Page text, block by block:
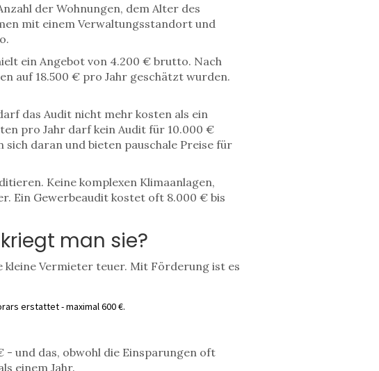
der Wohnungen, dem Alter des
mit einem Verwaltungsstandort und
ein Angebot von 4.200 € brutto. Nach
auf 18.500 € pro Jahr geschätzt wurden.
das Audit nicht mehr kosten als ein
pro Jahr darf kein Audit für 10.000 €
daran und bieten pauschale Preise für
Keine komplexen Klimaanlagen,
Ein Gewerbeaudit kostet oft 8.000 € bis
man sie?
kleine Vermieter teuer. Mit Förderung ist es
erstattet - maximal 600 €.
- und das, obwohl die Einsparungen oft
einem Jahr.